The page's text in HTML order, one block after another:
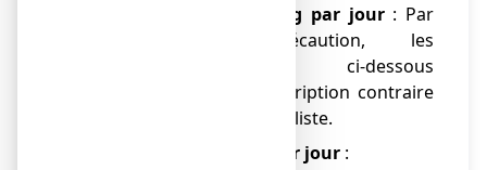
entre 100 et 500 mg par jour: Par
mesure de précaution, les
recommandations ci-dessous
s’appliquent, sauf prescription contraire
de votre médecin spécialiste.
à partir de 500 mg par jour: